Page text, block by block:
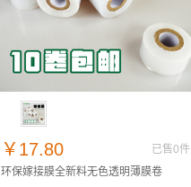
￥17.80
已售0件
环保嫁接膜全新料无色透明薄膜卷